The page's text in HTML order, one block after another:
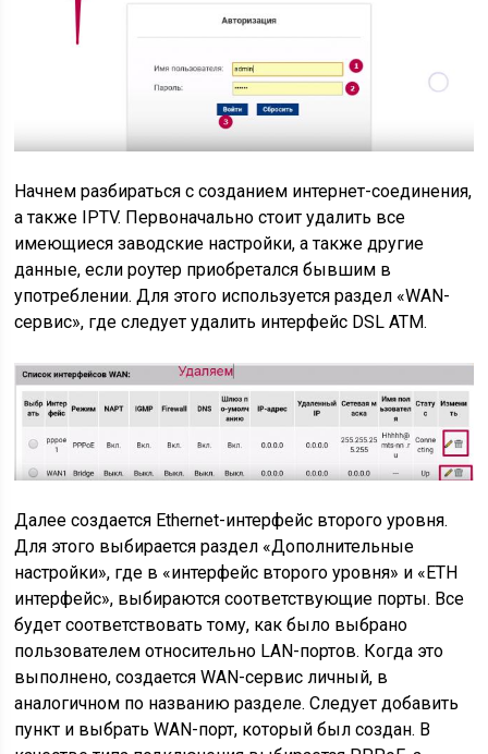
Начнем разбираться с созданием интернет-соединения,
а также IPTV. Первоначально стоит удалить все
имеющиеся заводские настройки, а также другие
данные, если роутер приобретался бывшим в
употреблении. Для этого используется раздел «WAN-
сервис», где следует удалить интерфейс DSL ATM.
Далее создается Ethernet-интерфейс второго уровня.
Для этого выбирается раздел «Дополнительные
настройки», где в «интерфейс второго уровня» и «ЕТН
интерфейс», выбираются соответствующие порты. Все
будет соответствовать тому, как было выбрано
пользователем относительно LAN-портов. Когда это
выполнено, создается WAN-сервис личный, в
аналогичном по названию разделе. Следует добавить
пункт и выбрать WAN-порт, который был создан. В